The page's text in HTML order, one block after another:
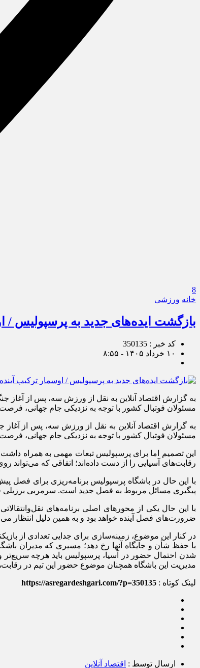
8
خانه ورزشی
بازگشت ایده‌های جدید به پرسپولیس /
کد خبر : 350135
۱۰ خرداد ۱۴۰۵ - ۸:۵۵
به گزارش اقتصاد آنلاین به نقل از ورزش سه، پس از
مسئولان فوتبال کشور با توجه به نزدیکی جام جهانی،
به گزارش اقتصاد آنلاین به نقل از ورزش سه، پس از
مسئولان فوتبال کشور با توجه به نزدیکی جام جهانی، فرصت
این تصمیم اما برای پرسپولیس تبعات مهمی به همراه
رقابت‌های آسیایی را از دست داده‌اند؛ اتفاقی که می‌تواند
با این حال در باشگاه پرسپولیس برنامه‌ریزی برای فصل
پیگیری مسائل مربوط به فصل جدید است. سرمربی برزیلی
با این حال یکی از محورهای اصلی برنامه‌های
ضرورت‌های فصل آینده خواهد بود و به همین دلیل انتظار
در کنار این موضوع، زمینه‌سازی برای جدایی تعدادی از
با حفظ شأن و جایگاه آنها رخ دهد؛ مسیری که مدیران
شدن احتمال حضور در آسیا، پرسپولیس باید هرچه سریع‌تر
مدیریت این باشگاه همچنان موضوع حضور این تیم در
لینک کوتاه : https://asregardeshgari.com/?p=350135
ارسال توسط : اقتصاد آنلاین